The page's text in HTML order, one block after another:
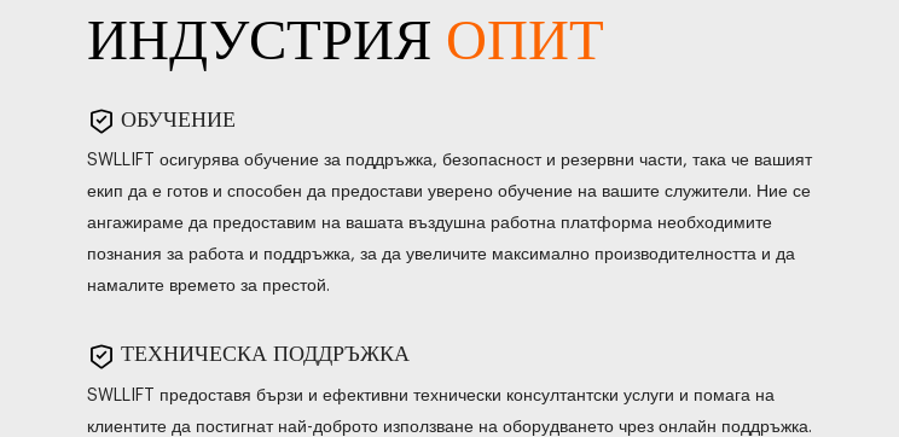
ИНДУСТРИЯ ОПИТ
ОБУЧЕНИЕ
SWLLIFT осигурява обучение за поддръжка, безопасност и резервни части, така че вашият
екип да е готов и способен да предостави уверено обучение на вашите служители. Ние се
ангажираме да предоставим на вашата въздушна работна платформа необходимите
познания за работа и поддръжка, за да увеличите максимално производителността и да
намалите времето за престой.
ТЕХНИЧЕСКА ПОДДРЪЖКА
SWLLIFT предоставя бързи и ефективни технически консултантски услуги и помага на
клиентите да постигнат най-доброто използване на оборудването чрез онлайн поддръжка.